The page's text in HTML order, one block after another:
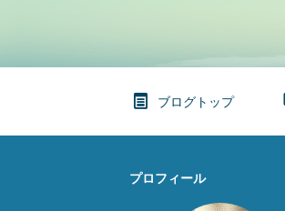
ブログトップ
プロフィール